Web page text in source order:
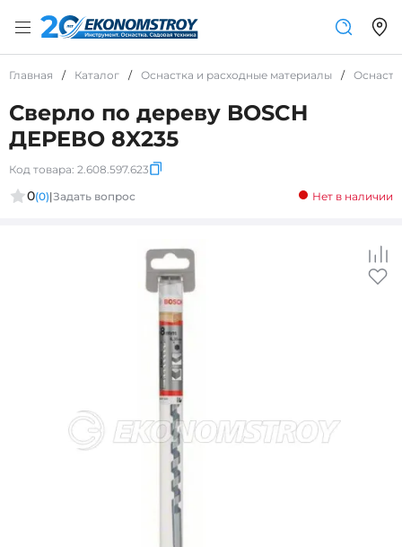
Главная / Каталог / Оснастка и расходные материалы /
Сверло по дереву BOSCH
ДЕРЕВО 8X235
Код товара: 2.608.597.623
0(0)|Задать вопрос Нет в наличии